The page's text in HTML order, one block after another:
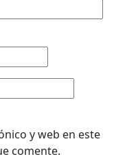
y web en este
comente.